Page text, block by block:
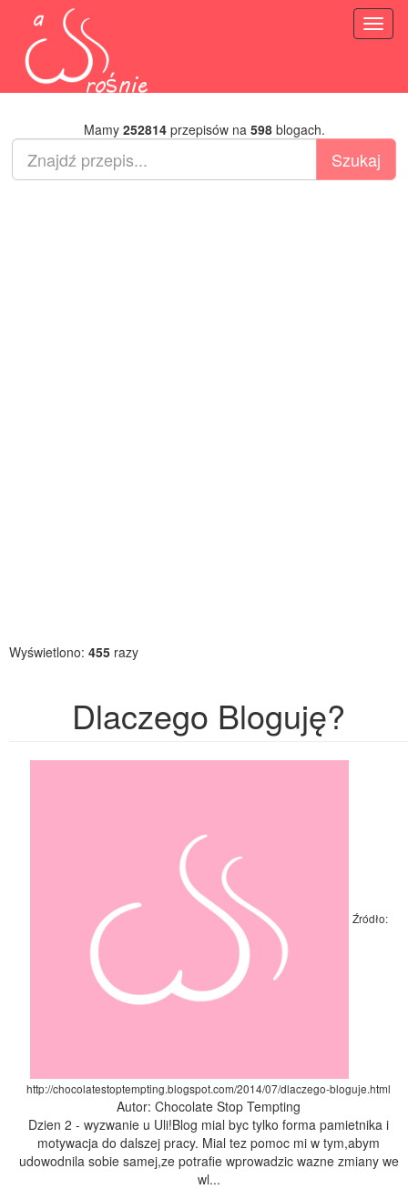
Mamy 252814przepisów na 598blogach.
Wyświetlono: 455 razy
Dlaczego Bloguję?
Źródło:
http://chocolatestoptempting.blogspot.com/2014/07/dlaczego-bloguje.html
Autor: Chocolate Stop Tempting
Dzien 2 - wyzwanie u Uli!Blog mial byc tylko forma pamietnika i
motywacja do dalszej pracy. Mial tez pomoc mi w tym,abym
udowodnila sobie samej,ze potrafie wprowadzic wazne zmiany we
wl...